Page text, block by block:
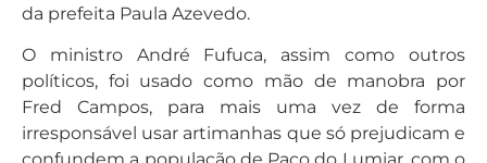
da prefeita Paula Azevedo.
O ministro André Fufuca, assim como outros
políticos, foi usado como mão de manobra por
Fred Campos, para mais uma vez de forma
irresponsável usar artimanhas que só prejudicam e